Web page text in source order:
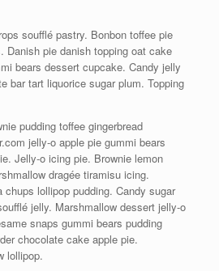
soufflé pastry. Bonbon toffee pie
Danish pie danish topping oat cake
bears dessert cupcake. Candy jelly
bar tart liquorice sugar plum. Topping
pudding toffee gingerbread
jelly-o apple pie gummi bears
Jelly-o icing pie. Brownie lemon
dragée tiramisu icing.
lollipop pudding. Candy sugar
jelly. Marshmallow dessert jelly-o
snaps gummi bears pudding
chocolate cake apple pie.
lollipop.